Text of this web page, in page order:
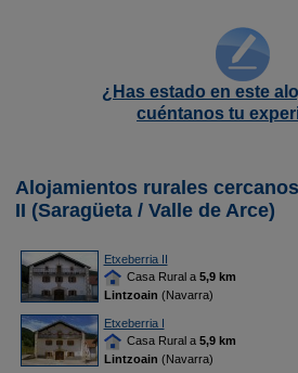
¿Has estado en este
cuéntanos tu
Alojamientos rurales
II (Saragüeta / Valle de Arce)
Etxeberria II
Casa Rural a 5,9 km
Lintzoain (Navarra)
Etxeberria I
Casa Rural a 5,9 km
Lintzoain (Navarra)